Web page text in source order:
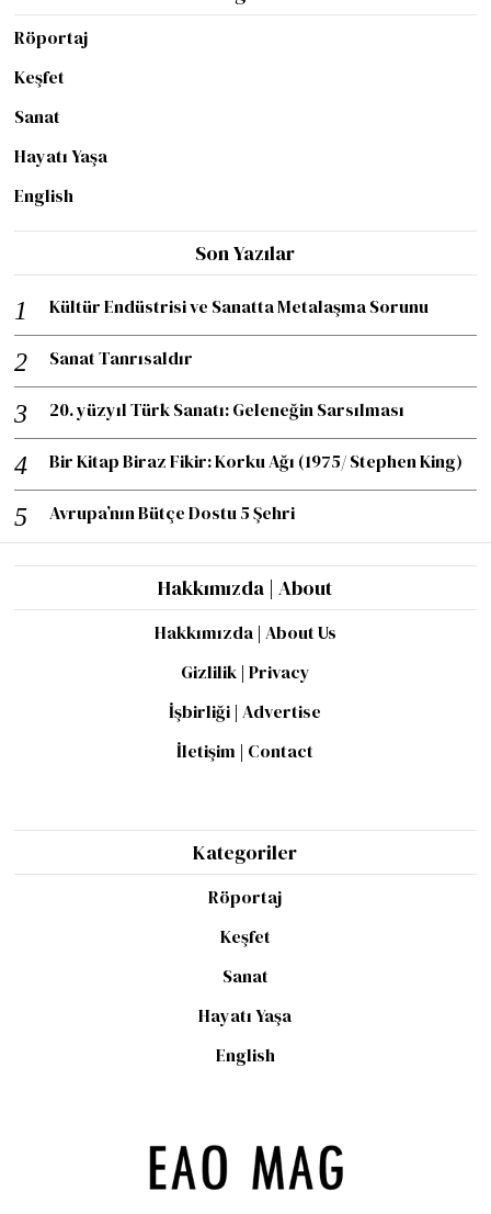
Röportaj
Keşfet
Sanat
Hayatı Yaşa
English
Son Yazılar
Kültür Endüstrisi ve Sanatta Metalaşma Sorunu
Sanat Tanrısaldır
20. yüzyıl Türk Sanatı: Geleneğin Sarsılması
Bir Kitap Biraz Fikir: Korku Ağı (1975/ Stephen King)
Avrupa’nın Bütçe Dostu 5 Şehri
Hakkımızda | About
Hakkımızda | About Us
Gizlilik | Privacy
İşbirliği | Advertise
İletişim | Contact
Kategoriler
Röportaj
Keşfet
Sanat
Hayatı Yaşa
English